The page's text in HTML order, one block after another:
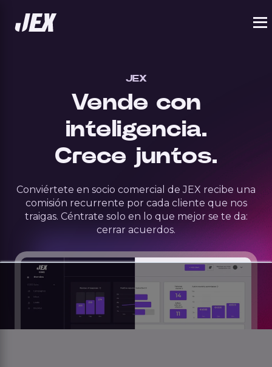
JEX
Vende con
inteligencia.
Crece juntos.
Conviértete en socio comercial de JEX recibe una
comisión recurrente por cada cliente que nos
traigas. Céntrate solo en lo que mejor se te da:
cerrar acuerdos.